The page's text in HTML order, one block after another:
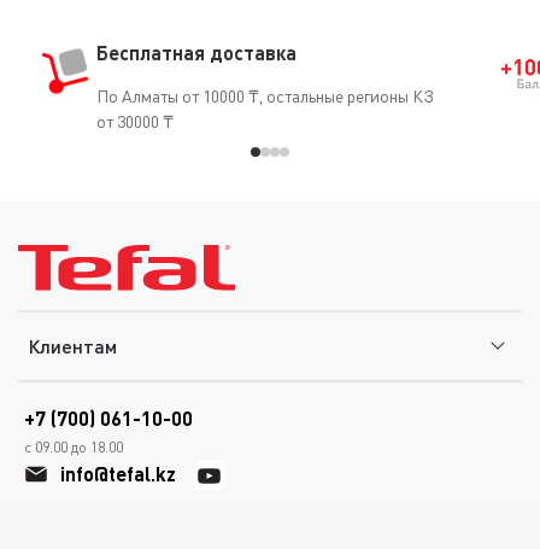
Бесплатная доставка
По Алматы от 10000 ₸, остальные регионы КЗ
от 30000 ₸
Клиентам
+7 (700) 061-10-00
с 09.00 до 18.00
info@tefal.kz